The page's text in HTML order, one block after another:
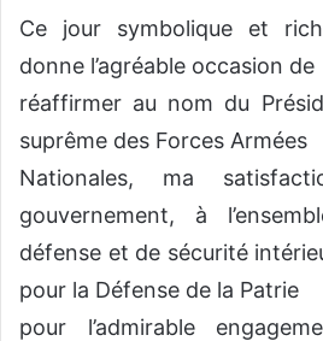
Ce jour symbolique et
donne l’agréable occasion de
réaffirmer au nom du
suprême des Forces Armées
Nationales, ma
gouvernement, à
défense et de sécurité
pour la Défense de la Patrie
pour l’admirable